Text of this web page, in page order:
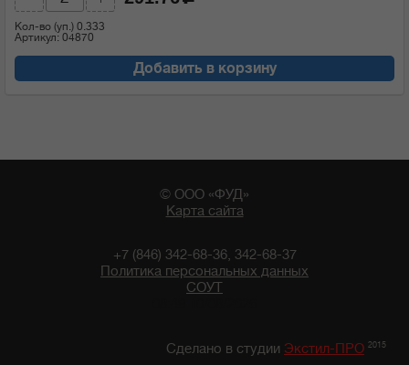
Кол-во (уп.) 0.333
Артикул: 04870
Добавить в корзину
© ООО «ФУД»
Карта сайта
+7 (846) 342-68-36, 342-68-37
Политика персональных данных
СОУТ
Сделано в студии Экстил-ПРО 2015